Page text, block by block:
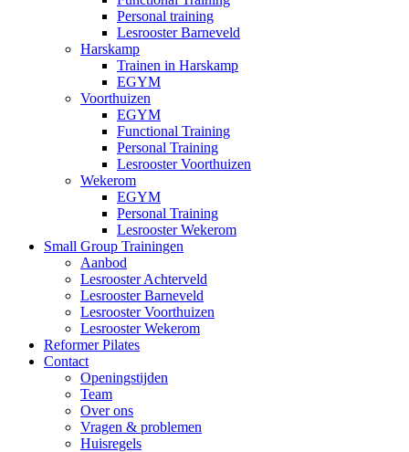
Personal training
Lesrooster Barneveld
Harskamp
Trainen in Harskamp
EGYM
Voorthuizen
EGYM
Functional Training
Personal Training
Lesrooster Voorthuizen
Wekerom
EGYM
Personal Training
Lesrooster Wekerom
Small Group Trainingen
Aanbod
Lesrooster Achterveld
Lesrooster Barneveld
Lesrooster Voorthuizen
Lesrooster Wekerom
Reformer Pilates
Contact
Openingstijden
Team
Over ons
Vragen & problemen
Huisregels